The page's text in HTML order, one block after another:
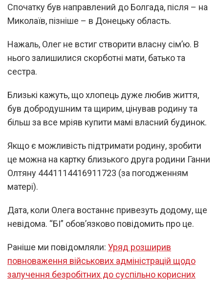
Спочатку був направлений до Болгада, після – на
Миколаїв, пізніше – в Донецьку область.
Нажаль, Олег не встиг створити власну сім’ю. В
нього залишилися скорботні мати, батько та
сестра.
Близькі кажуть, що хлопець дуже любив життя,
був добродушним та щирим, цінував родину та
більш за все мріяв купити мамі власний будинок.
Якщо є можливість підтримати родину, зробити
це можна на картку близького друга родини Ганни
Олтяну 4441114416911723 (за погодженням
матері).
Дата, коли Олега востаннє привезуть додому, ще
невідома. “БІ” обов’язково повідомить про це.
Раніше ми повідомляли: Уряд розширив
повноваження військових адміністрацій щодо
залучення безробітних до суспільно корисних